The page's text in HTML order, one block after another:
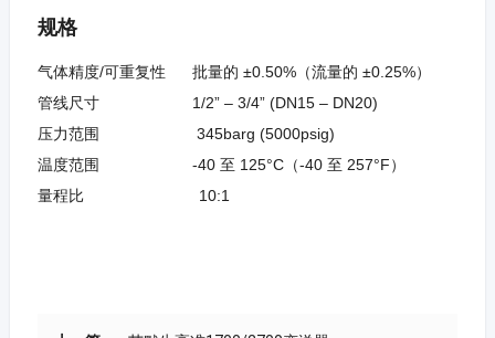
规格
气体精度/可重复性 批量的 ±0.50%（流量的 ±0.25%）
管线尺寸 1/2” – 3/4” (DN15 – DN20)
压力范围 345barg (5000psig)
温度范围 -40 至 125°C（-40 至 257°F）
量程比 10:1